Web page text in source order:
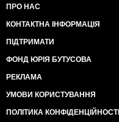
ПРО НАС
КОНТАКТНА ІНФОРМАЦІЯ
ПІДТРИМАТИ
ФОНД ЮРІЯ БУТУСОВА
РЕКЛАМА
УМОВИ КОРИСТУВАННЯ
ПОЛІТИКА КОНФІДЕНЦІЙНОСТІ